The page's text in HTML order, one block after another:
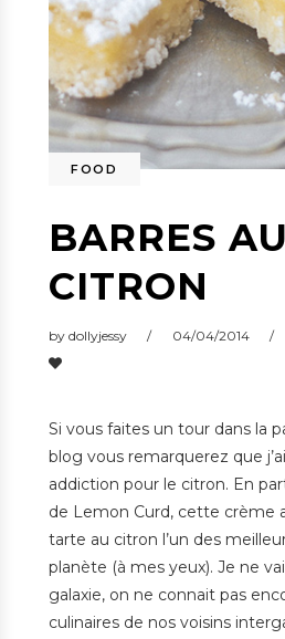
FOOD
BARRES AU
CITRON
by dollyjessy 04/04/2014
Si vous faites un tour dans la
blog vous remarquerez que
addiction pour le citron. En
de Lemon Curd, cette crème
tarte au citron l’un des
planète (à mes yeux). Je ne
galaxie, on ne connait pas
culinaires de nos voisins